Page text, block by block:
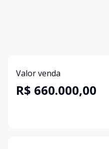
Valor venda
R$ 660.000,00